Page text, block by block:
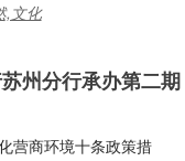
,文化
州分行承办第二期
营商环境十条政策措